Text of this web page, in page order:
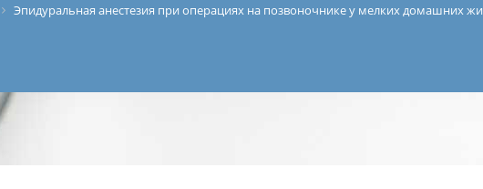
Эпидуральная анестезия при операциях на позвоночнике у мелких домашних